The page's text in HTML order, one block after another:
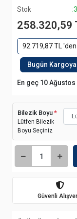
Stok
:3
258.320,59
92.719,87 TL
Bugün
En geç 10
Bilezik Boyu *
Lütfen Bilezik
Boyu Seçiniz
Güvenli